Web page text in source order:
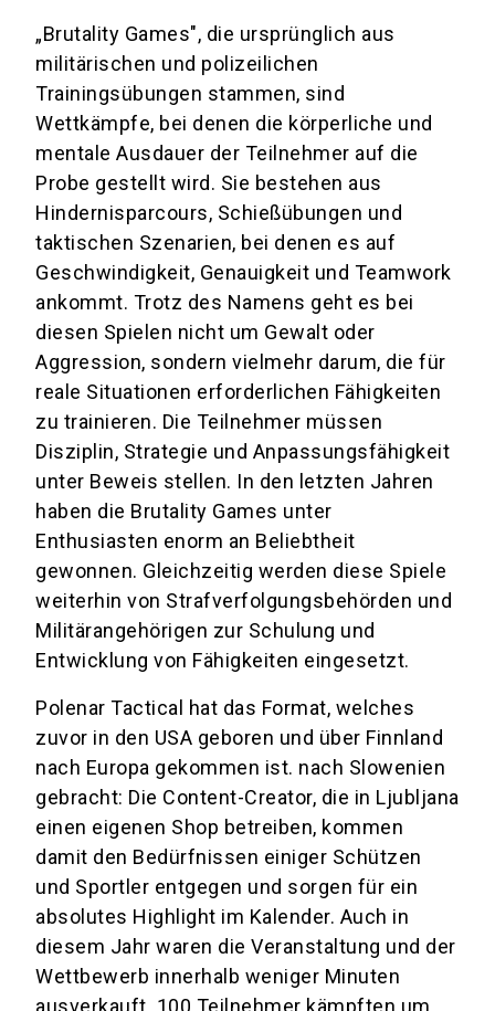
„Brutality Games", die ursprünglich aus
militärischen und polizeilichen
Trainingsübungen stammen, sind
Wettkämpfe, bei denen die körperliche und
mentale Ausdauer der Teilnehmer auf die
Probe gestellt wird. Sie bestehen aus
Hindernisparcours, Schießübungen und
taktischen Szenarien, bei denen es auf
Geschwindigkeit, Genauigkeit und Teamwork
ankommt. Trotz des Namens geht es bei
diesen Spielen nicht um Gewalt oder
Aggression, sondern vielmehr darum, die für
reale Situationen erforderlichen Fähigkeiten
zu trainieren. Die Teilnehmer müssen
Disziplin, Strategie und Anpassungsfähigkeit
unter Beweis stellen. In den letzten Jahren
haben die Brutality Games unter
Enthusiasten enorm an Beliebtheit
gewonnen. Gleichzeitig werden diese Spiele
weiterhin von Strafverfolgungsbehörden und
Militärangehörigen zur Schulung und
Entwicklung von Fähigkeiten eingesetzt.
Polenar Tactical hat das Format, welches
zuvor in den USA geboren und über Finnland
nach Europa gekommen ist. nach Slowenien
gebracht: Die Content-Creator, die in Ljubljana
einen eigenen Shop betreiben, kommen
damit den Bedürfnissen einiger Schützen
und Sportler entgegen und sorgen für ein
absolutes Highlight im Kalender. Auch in
diesem Jahr waren die Veranstaltung und der
Wettbewerb innerhalb weniger Minuten